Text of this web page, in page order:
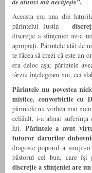
de atunci mă necăjeşte”.
Aceasta era una din
părintelui Justin –
discreţie a sfinţeniei ne-a
apropiaţi. Părintele atât de
te făcea să crezi că este un
era deloc aşa; părintele
târziu înţelegeam noi, cei
Părintele nu povestea
mistice, convorbirile cu
părintele nu vorbea mai
celălalt, i-a alinat suferinţa
lui. Părintele a avut
tuturor darurilor
dragoste poporul a simţit-
păstorul cel bun, care îşi
discreţie a sfinţeniei are